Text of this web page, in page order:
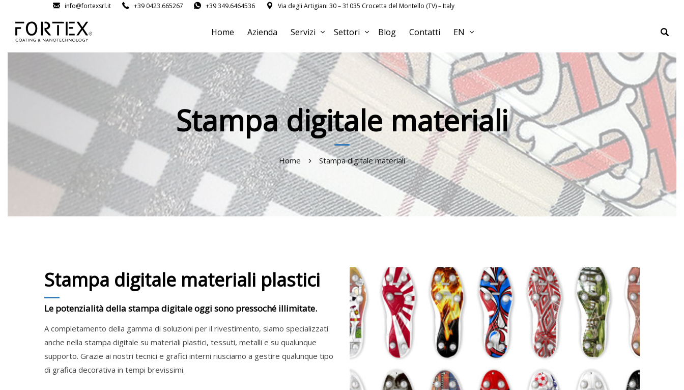
info@fortexsrl.it +39 0423.665267 +39 349.6464536 Via degli Artigiani 30 – 31035 Crocetta del Montello (TV) – Italy
Home Azienda Servizi Settori Blog Contatti EN
Stampa digitale materiali
Home Stampa digitale materiali
Stampa digitale materiali plastici
Le potenzialità della stampa digitale oggi sono pressoché illimitate.
A completamento della gamma di soluzioni per il rivestimento, siamo specializzati
anche nella stampa digitale su materiali plastici, tessuti, metalli e su qualunque
supporto. Grazie ai nostri tecnici e grafici interni riusciamo a gestire qualunque tipo
di grafica decorativa in tempi brevissimi.